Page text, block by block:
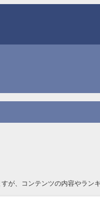
が、コンテンツの内容やラン